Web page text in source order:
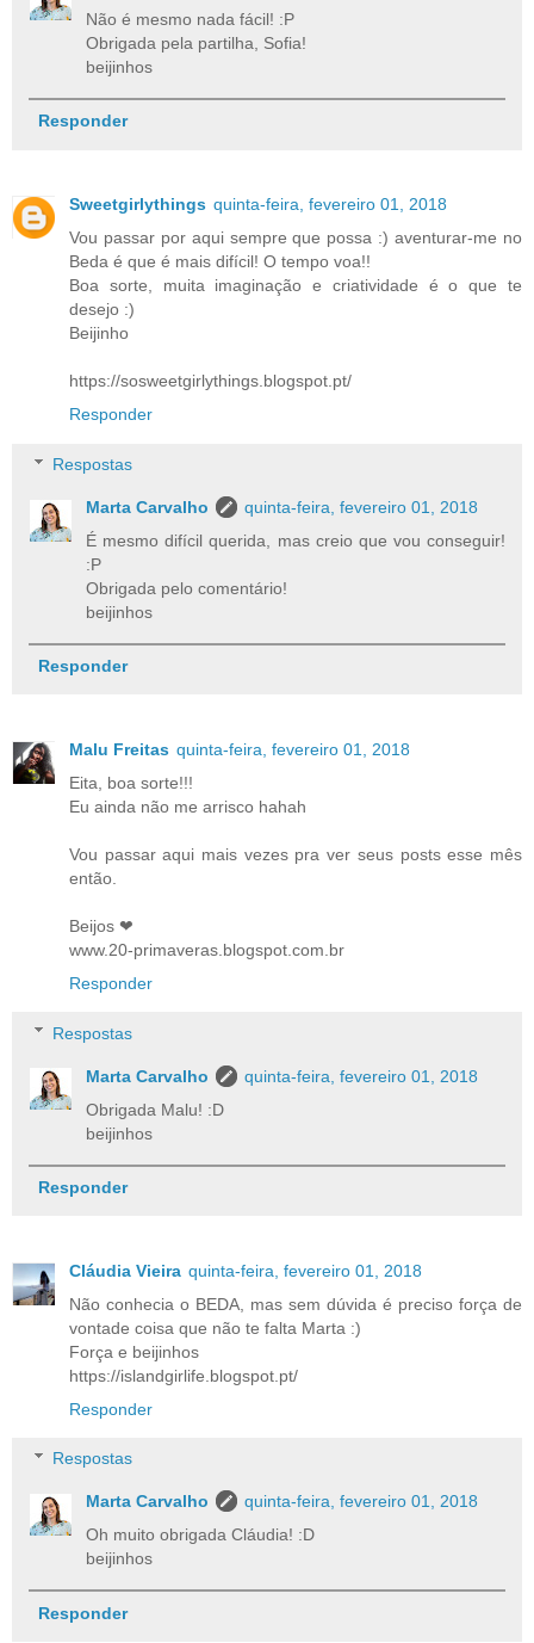
Não é mesmo nada fácil! :P
Obrigada pela partilha, Sofia!
beijinhos
Responder
Sweetgirlythings quinta-feira, fevereiro 01, 2018
Vou passar por aqui sempre que possa :) aventurar-me no
Beda é que é mais difícil! O tempo voa!!
Boa sorte, muita imaginação e criatividade é o que te
desejo :)
Beijinho
https://sosweetgirlythings.blogspot.pt/
Responder
Respostas
Marta Carvalho
quinta-feira, fevereiro 01, 2018
É mesmo difícil querida, mas creio que vou conseguir!
:P
Obrigada pelo comentário!
beijinhos
Responder
Malu Freitas quinta-feira, fevereiro 01, 2018
Eita, boa sorte!!!
Eu ainda não me arrisco hahah
Vou passar aqui mais vezes pra ver seus posts esse mês
então.
Beijos ❤
www.20-primaveras.blogspot.com.br
Responder
Respostas
Marta Carvalho
quinta-feira, fevereiro 01, 2018
Obrigada Malu! :D
beijinhos
Responder
Cláudia Vieira quinta-feira, fevereiro 01, 2018
Não conhecia o BEDA, mas sem dúvida é preciso força de
vontade coisa que não te falta Marta :)
Força e beijinhos
https://islandgirlife.blogspot.pt/
Responder
Respostas
Marta Carvalho
quinta-feira, fevereiro 01, 2018
Oh muito obrigada Cláudia! :D
beijinhos
Responder